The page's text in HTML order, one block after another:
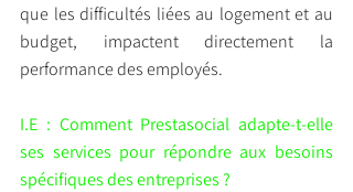
que les difficultés liées au logement et au
budget, impactent directement la
performance des employés.
I.E : Comment Prestasocial adapte-t-elle
ses services pour répondre aux besoins
spécifiques des entreprises ?